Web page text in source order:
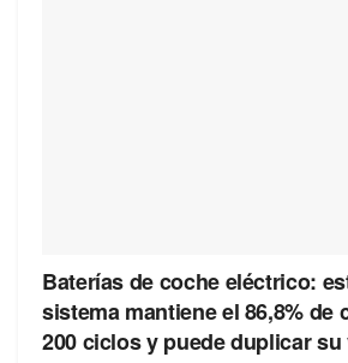
Baterías de coche eléctrico:
sistema mantiene el 86,8% de
200 ciclos y puede duplicar